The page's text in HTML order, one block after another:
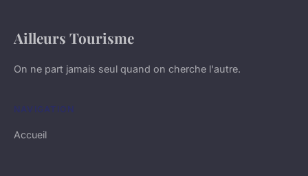
Ailleurs Tourisme
On ne part jamais seul quand on cherche l'autre.
NAVIGATION
Accueil